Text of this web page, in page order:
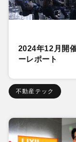
2024年12月開
ーレポート
不動産テック